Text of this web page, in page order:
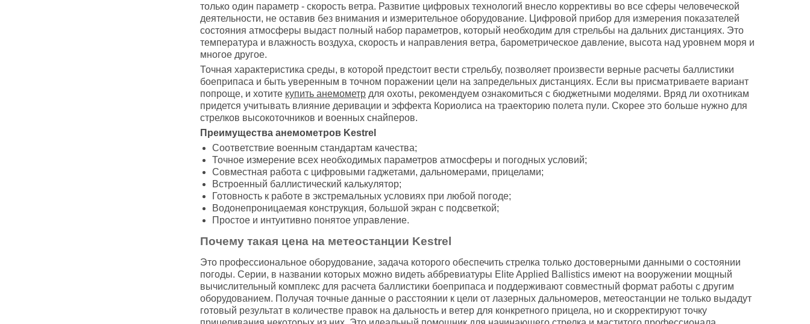
только один параметр - скорость ветра. Развитие цифровых технологий внесло коррективы во все сферы человеческой
деятельности, не оставив без внимания и измерительное оборудование. Цифровой прибор для измерения показателей
состояния атмосферы выдаст полный набор параметров, который необходим для стрельбы на дальних дистанциях. Это
температура и влажность воздуха, скорость и направления ветра, барометрическое давление, высота над уровнем моря и
многое другое.
Точная характеристика среды, в которой предстоит вести стрельбу, позволяет произвести верные расчеты баллистики
боеприпаса и быть уверенным в точном поражении цели на запредельных дистанциях. Если вы присматриваете вариант
попроще, и хотите купить анемометр для охоты, рекомендуем ознакомиться с бюджетными моделями. Вряд ли охотникам
придется учитывать влияние деривации и эффекта Кориолиса на траекторию полета пули. Скорее это больше нужно для
стрелков высокоточников и военных снайперов.
Преимущества анемометров Kestrel
Соответствие военным стандартам качества;
Точное измерение всех необходимых параметров атмосферы и погодных условий;
Совместная работа с цифровыми гаджетами, дальномерами, прицелами;
Встроенный баллистический калькулятор;
Готовность к работе в экстремальных условиях при любой погоде;
Водонепроницаемая конструкция, большой экран с подсветкой;
Простое и интуитивно понятое управление.
Почему такая цена на метеостанции Kestrel
Это профессиональное оборудование, задача которого обеспечить стрелка только достоверными данными о состоянии
погоды. Серии, в названии которых можно видеть аббревиатуры Elite Applied Ballistics имеют на вооружении мощный
вычислительный комплекс для расчета баллистики боеприпаса и поддерживают совместный формат работы с другим
оборудованием. Получая точные данные о расстоянии к цели от лазерных дальномеров, метеостанции не только выдадут
готовый результат в количестве правок на дальность и ветер для конкретного прицела, но и скорректируют точку